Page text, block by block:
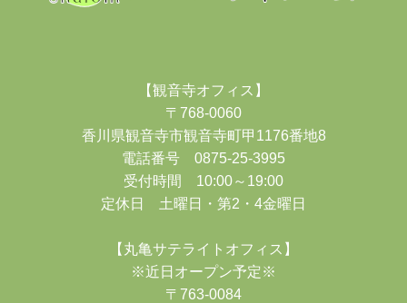
【観音寺オフィス】
〒768-0060
香川県観音寺市観音寺町甲1176番地8
電話番号 0875-25-3995
受付時間 10:00～19:00
定休日 土曜日・第2・4金曜日
【丸亀サテライトオフィス】
※近日オープン予定※
〒763-0084